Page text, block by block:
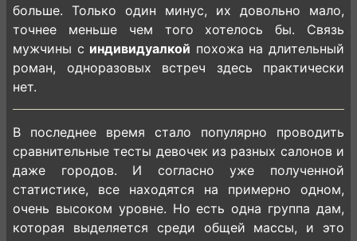
больше. Только один минус, их довольно мало,
точнее меньше чем того хотелось бы. Связь
мужчины с индивидуалкой похожа на длительный
роман, одноразовых встреч здесь практически
нет.
В последнее время стало популярно проводить
сравнительные тесты девочек из разных салонов и
даже городов. И согласно уже полученной
статистике, все находятся на примерно одном,
очень высоком уровне. Но есть одна группа дам,
которая выделяется среди общей массы, и это